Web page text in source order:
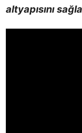
altyapısını